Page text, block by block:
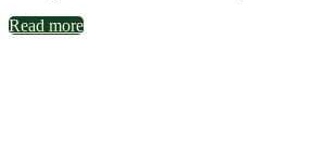
Read more